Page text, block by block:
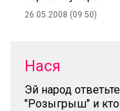
26.05.2008 (09:50)
Нася
Эй народ
"Розыгрыш" и кто